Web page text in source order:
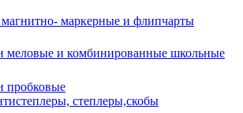
маркерные и флипчарты
меловые и комбинированные школьные
пробковые
степлеры,скобы